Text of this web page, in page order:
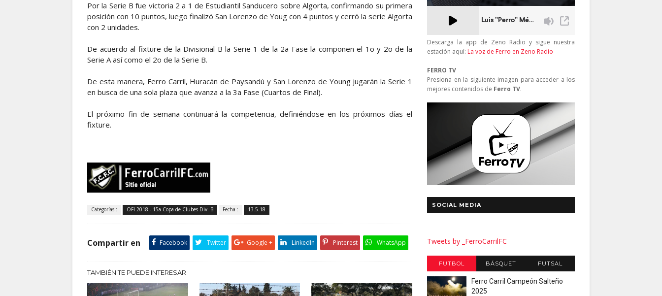
Por la Serie B fue victoria 2 a 1 de Estudiantil Sanducero sobre Algorta, confirmando su primera
posición con 10 puntos, luego finalizó San Lorenzo de Youg con 4 puntos y cerró la serie Algorta
con 2 unidades.
De acuerdo al fixture de la Divisional B la Serie 1 de la 2a Fase la componen el 1o y 2o de la
Serie A así como el 2o de la Serie B.
De esta manera, Ferro Carril, Huracán de Paysandú y San Lorenzo de Young jugarán la Serie 1
en busca de una sola plaza que avanza a la 3a Fase (Cuartos de Final).
El próximo fin de semana continuará la competencia, definiéndose en los próximos días el
fixture.
Categorías : OFI 2018 - 15a Copa de Clubes Div. B Fecha : 13.5.18
Compartir en Facebook Twitter Google + LinkedIn Pinterest WhatsApp
TAMBIÉN TE PUEDE INTERESAR
Descarga la app de Zeno Radio y sigue nuestra
estación aquí: La voz de Ferro en Zeno Radio
FERRO TV
Presiona en la siguiente imagen para acceder a los
mejores contenidos de Ferro TV.
SOCIAL MEDIA
Tweets by _FerroCarrilFC
FUTBOL BÁSQUET FUTSAL
Ferro Carril Campeón Salteño
2025